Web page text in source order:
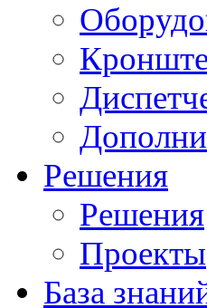
Решения
Решения
Проекты
База